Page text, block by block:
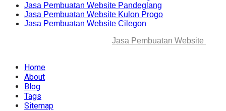
Jasa Pembuatan Website Pandeglang
Jasa Pembuatan Website Kulon Progo
Jasa Pembuatan Website Cilegon
Jasa Pembuatan Website
Home
About
Blog
Tags
Sitemap